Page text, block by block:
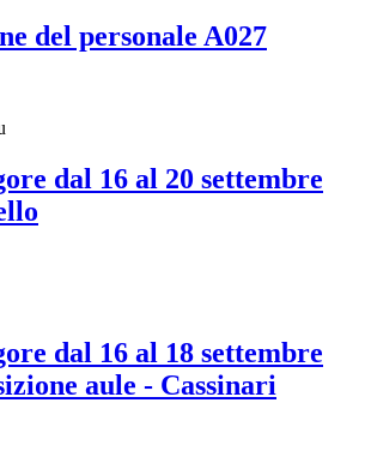
del personale A027
dal 16 al 20 settembre
dal 16 al 18 settembre
aule - Cassinari